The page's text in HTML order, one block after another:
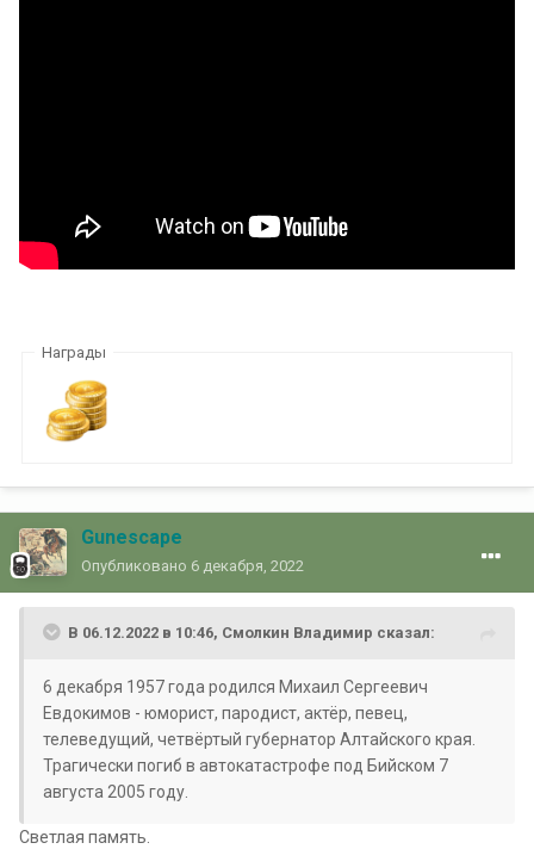
Награды
Gunescape
Опубликовано 6 декабря, 2022
В 06.12.2022 в 10:46, Смолкин Владимир сказал:
6 декабря 1957 года родился Михаил Сергеевич
Евдокимов - юморист, пародист, актёр, певец,
телеведущий, четвёртый губернатор Алтайского края.
Трагически погиб в автокатастрофе под Бийском 7
августа 2005 году.
Светлая память.